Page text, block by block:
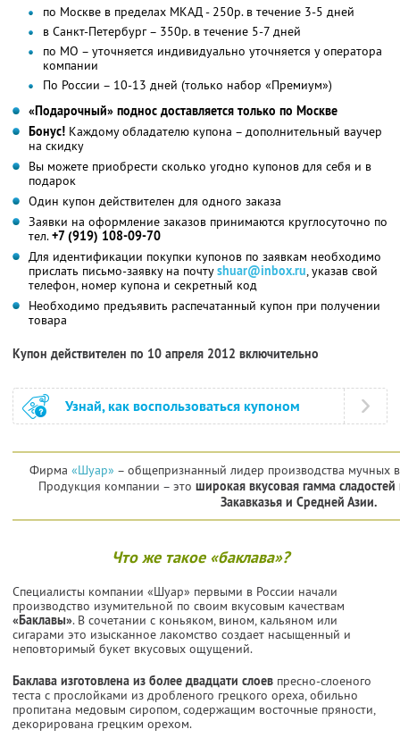
по Москве в пределах МКАД - 250р. в течение 3-5 дней
в Санкт-Петербург – 350р. в течение 5-7 дней
по МО – уточняется индивидуально уточняется у оператора
компании
По России – 10-13 дней (только набор «Премиум»)
«Подарочный» поднос доставляется только по Москве
Бонус! Каждому обладателю купона – дополнительный ваучер
на скидку
Вы можете приобрести сколько угодно купонов для себя и в
подарок
Один купон действителен для одного заказа
Заявки на оформление заказов принимаются круглосуточно по
тел.+7 (919) 108-09-70
Для идентификации покупки купонов по заявкам необходимо
прислать письмо-заявку на почтуshuar@inbox.ru, указав свой
телефон, номер купона и секретный код
Необходимо предъявить распечатанный купон при получении
товара
Купон действителен по 10 апреля 2012 включительно
Узнай, как воспользоваться купоном
Фирма «Шуар» – общепризнанный лидер производства мучных
Продукция компании – это широкая вкусовая гамма
Закавказья и Средней Азии.
Что же такое «баклава»?
Специалисты компании «Шуар» первыми в России начали
производство изумительной по своим вкусовым качествам
«Баклавы». В сочетании с коньяком, вином, кальяном или
сигарами это изысканное лакомство создает насыщенный и
неповторимый букет вкусовых ощущений.
Баклава изготовлена из более двадцати слоев пресно-слоеного
теста с прослойками из дробленого грецкого ореха, обильно
пропитана медовым сиропом, содержащим восточные пряности,
декорирована грецким орехом.